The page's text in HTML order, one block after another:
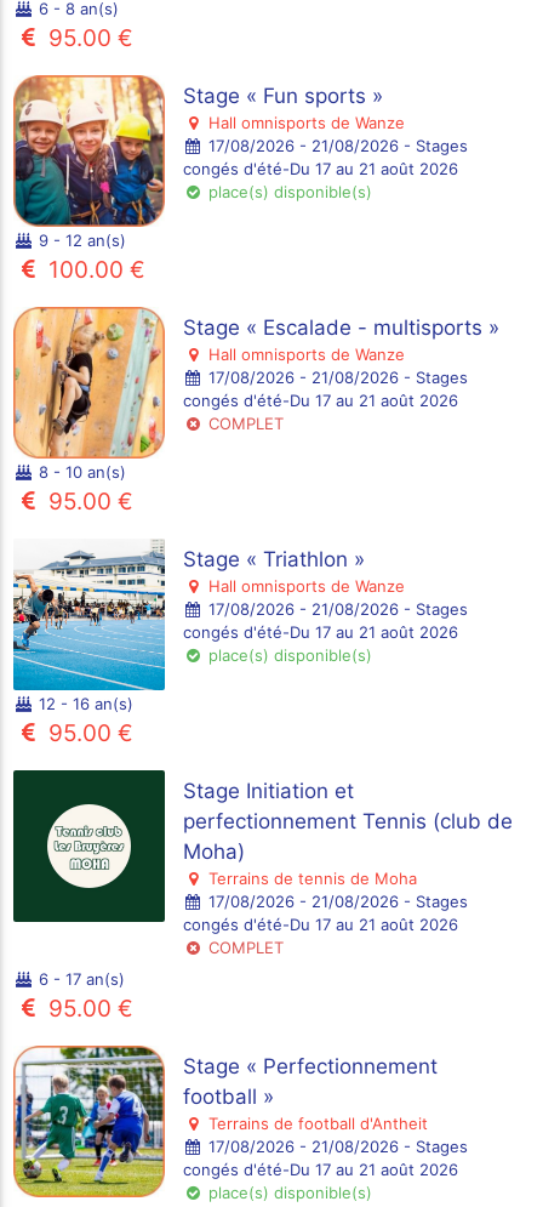
6 - 8 an(s)
95.00 €
Stage « Fun sports »
Hall omnisports de Wanze
17/08/2026 - 21/08/2026 - Stages
congés d'été-Du 17 au 21 août 2026
place(s) disponible(s)
9 - 12 an(s)
100.00 €
Stage « Escalade - multisports »
Hall omnisports de Wanze
17/08/2026 - 21/08/2026 - Stages
congés d'été-Du 17 au 21 août 2026
COMPLET
8 - 10 an(s)
95.00 €
Stage « Triathlon »
Hall omnisports de Wanze
17/08/2026 - 21/08/2026 - Stages
congés d'été-Du 17 au 21 août 2026
place(s) disponible(s)
12 - 16 an(s)
95.00 €
Stage Initiation et
perfectionnement Tennis (club de
Moha)
Terrains de tennis de Moha
17/08/2026 - 21/08/2026 - Stages
congés d'été-Du 17 au 21 août 2026
COMPLET
6 - 17 an(s)
95.00 €
Stage « Perfectionnement
football »
Terrains de football d'Antheit
17/08/2026 - 21/08/2026 - Stages
congés d'été-Du 17 au 21 août 2026
place(s) disponible(s)